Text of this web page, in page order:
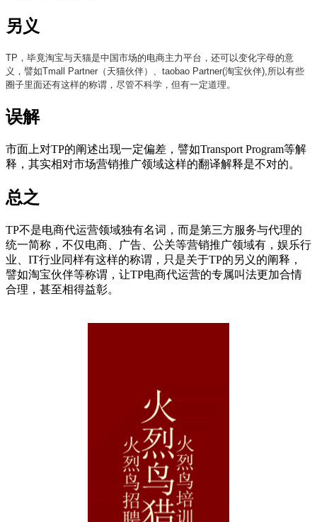
另义
TP，毕竟淘宝与天猫是中国市场的电商主力平台，还可以变化字母的意
义，譬如Tmall
Partner（天猫伙伴）、taobao Partner(淘宝伙伴),所以有些
圈子里面还有这样的称谓，尽管不科学，但有一定道理。
误解
市面上对TP的阐述出现一定偏差，譬如Transport Program等解
释，其实相对市场营销推广领域这样的翻译解释是不对的。
总之
TP不是电商代运营领域独有名词，而是第三方服务与代理的
统一简称，不仅电商、广告、公关等营销推广领域有，娱乐行
业、IT行业同样有这样的称谓，只是关于TP的另义的阐释，
譬如淘宝伙伴等称谓，让TP电商代运营的专属叫法更加合情
合理，甚至相得益彰。